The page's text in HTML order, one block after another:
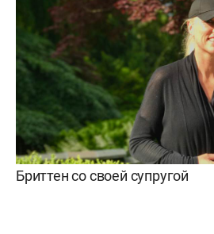
Бриттен со своей супругой